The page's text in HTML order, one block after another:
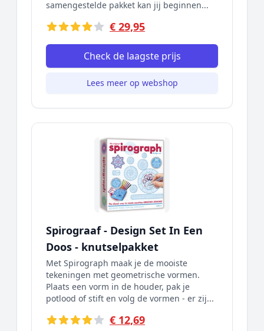
samengestelde pakket kan jij beginnen...
€ 29,95
Check de laagste prijs
Lees meer op webshop
Spirograaf - Design Set In Een
Doos - knutselpakket
Met Spirograph maak je de mooiste
tekeningen met geometrische vormen.
Plaats een vorm in de houder, pak je
potlood of stift en volg de vormen - er zij...
€ 12,69